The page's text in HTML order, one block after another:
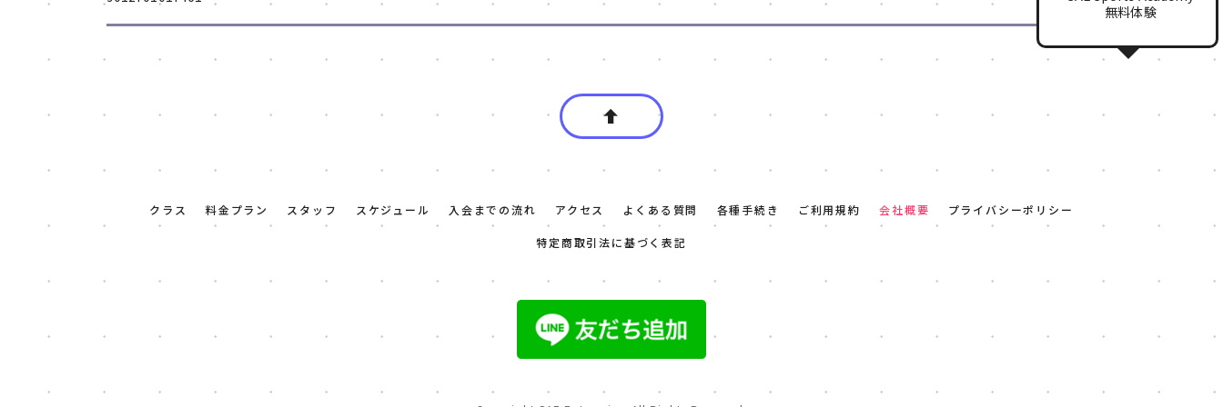
クラス 料金プラン スタッフ スケジュール 入会までの流れ アクセス よくある質問 各種手続き ご利用規約 会社概要 プライバシーポリシー
特定商取引法に基づく表記
無料体験